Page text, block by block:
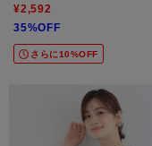
¥2,592
35%OFF
さらに10%OFF